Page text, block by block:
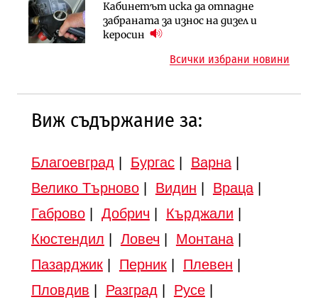
Кабинетът иска да отпадне
забраната за износ на дизел и
керосин
Инфраструктура
АПИ възложи промяната на
парцеларния план за
Регионалният министър поема „на
ръчно управление“ общинската
инвестиционна програма
Всички избрани новини
Виж съдържание за:
Благоевград Бургас| Варна|
Велико Търново| Видин Враца|
Габрово| Добрич Кърджали
Кюстендил
Ловеч Монтана|
Пазарджик| Перник| Плевен
Пловдив
Разград Русе|